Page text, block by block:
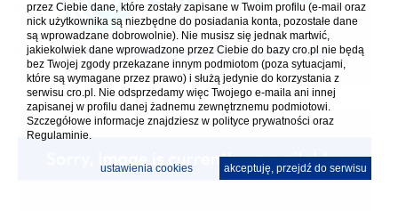
przez Ciebie dane, które zostały zapisane w Twoim profilu (e-mail oraz
nick użytkownika są niezbędne do posiadania konta, pozostałe dane
są wprowadzane dobrowolnie). Nie musisz się jednak martwić,
jakiekolwiek dane wprowadzone przez Ciebie do bazy cro.pl nie będą
bez Twojej zgody przekazane innym podmiotom (poza sytuacjami,
które są wymagane przez prawo) i służą jedynie do korzystania z
serwisu cro.pl. Nie odsprzedamy więc Twojego e-maila ani innej
zapisanej w profilu danej żadnemu zewnętrznemu podmiotowi.
Szczegółowe informacje znajdziesz w polityce prywatności oraz
Regulaminie.
akceptuję, przejdź do serwisu
ustawienia cookies